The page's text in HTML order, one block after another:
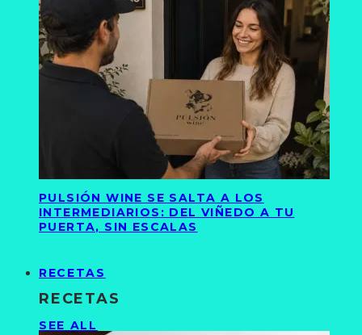
PULSIÓN WINE SE SALTA A LOS
INTERMEDIARIOS: DEL VIÑEDO A TU
PUERTA, SIN ESCALAS
RECETAS
RECETAS
SEE ALL